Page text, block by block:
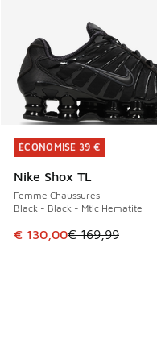
ÉCONOMISE 39 €
Nike Shox TL
Femme Chaussures
Black - Black - Mtlc Hematite
Cet article est en
€ 130,00€ 169,99
ÉCONOMISE 39 €